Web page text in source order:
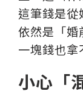
這筆錢是從
依然是「婚
一塊錢也拿
小心「